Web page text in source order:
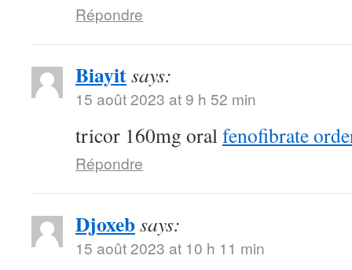
Répondre
Biayitsays:
15 août 2023 at 9 h 52 min
tricor 160mg oralfenofibrate
Répondre
Djoxebsays:
15 août 2023 at 10 h 11 min